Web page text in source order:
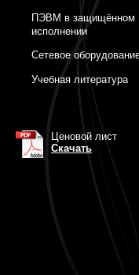
ПЭВМ в защищённом
исполнении
Сетевое
Учебная литература
Ценовой лист
Скачать